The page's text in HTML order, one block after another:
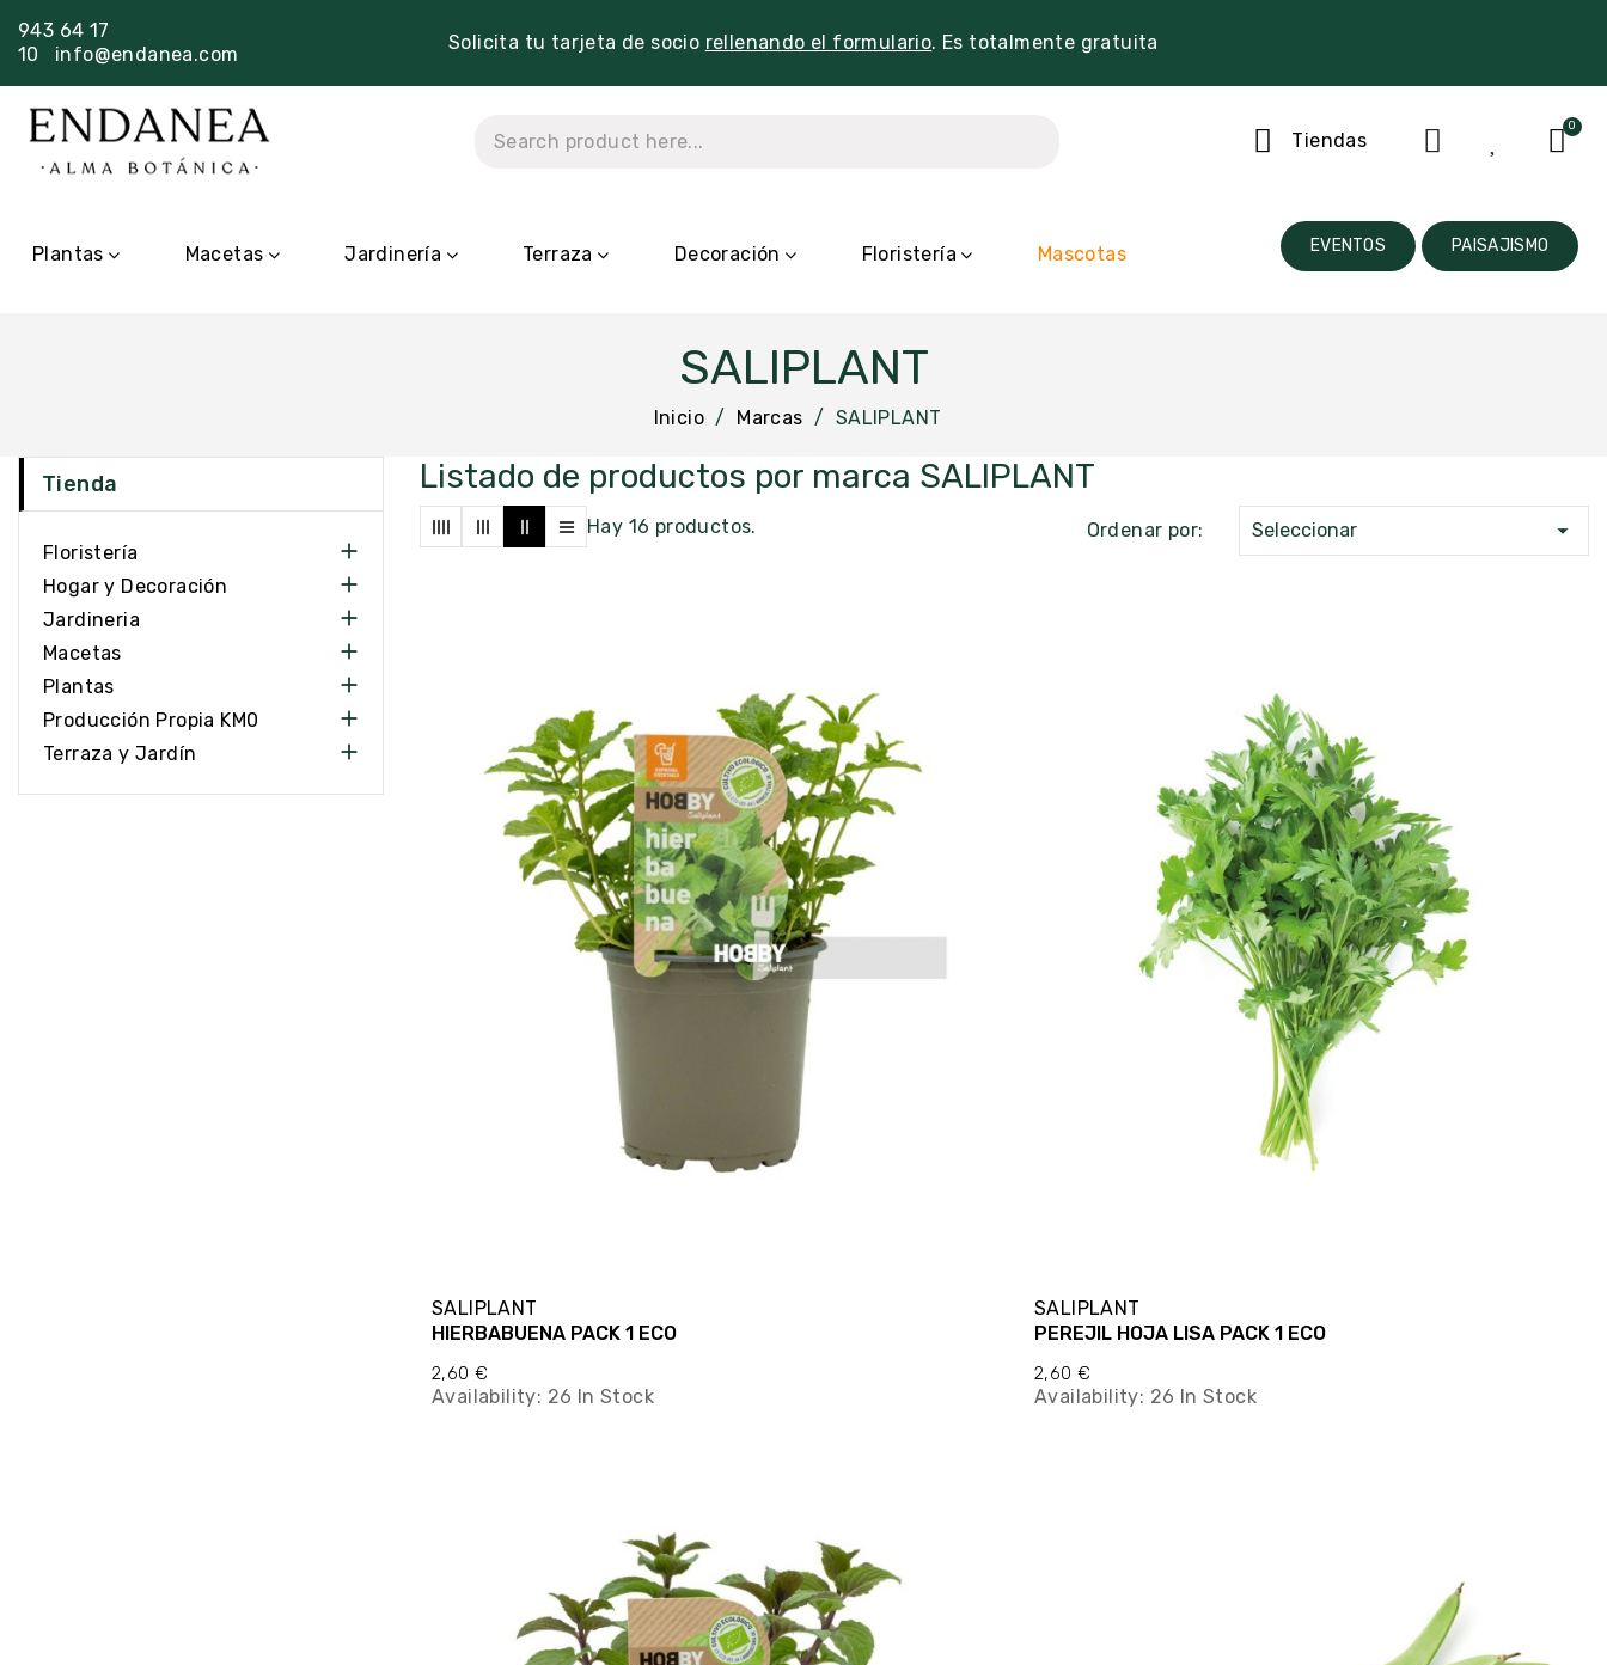
943 64 17
10
info@endanea.com
Solicita tu tarjeta de socio rellenando el formulario. Es totalmente gratuita
Tiendas
Plantas Macetas Jardinería Terraza Decoración Floristería Mascotas EVENTOS PAISAJISMO
SALIPLANT
Inicio Marcas SALIPLANT
Tienda
Floristería 
Hogar y Decoración 
Jardineria 
Macetas 
Plantas 
Producción Propia KM0 
Terraza y Jardín 
Listado de productos por marca SALIPLANT
Hay 16 productos. Ordenar por: Seleccionar 
SALIPLANT
HIERBABUENA PACK 1 ECO
2,60 €
Availability: 26 In Stock
SALIPLANT
PEREJIL HOJA LISA PACK 1 ECO
2,60 €
Availability: 26 In Stock